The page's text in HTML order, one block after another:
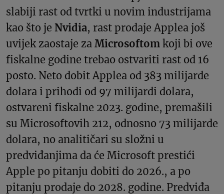
slabiji rast od tvrtki u novim industrijama
kao što je Nvidia, rast prodaje Applea još
uvijek zaostaje za Microsoftom koji bi ove
fiskalne godine trebao ostvariti rast od 16
posto. Neto dobit Applea od 383 milijarde
dolara i prihodi od 97 milijardi dolara,
ostvareni fiskalne 2023. godine, premašili
su Microsoftovih 212, odnosno 73 milijarde
dolara, no analitičari su složni u
predviđanjima da će Microsoft prestići
Apple po pitanju dobiti do 2026., a po
pitanju prodaje do 2028. godine. Predviđa